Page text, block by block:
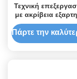
Τεχνική
με ακρίβεια
από ανοξείδωτο
Πάρτε την